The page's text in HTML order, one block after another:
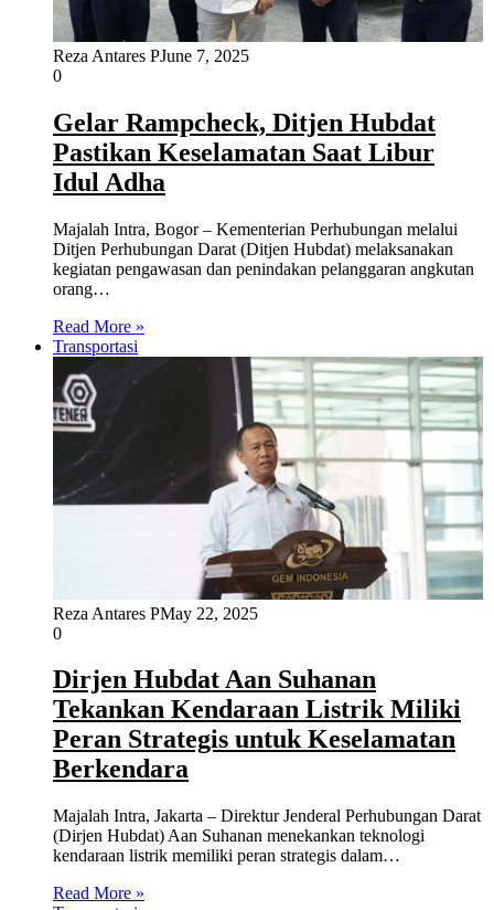
Reza Antares PJune 7, 2025
0
Gelar Rampcheck, Ditjen Hubdat
Pastikan Keselamatan Saat Libur
Idul Adha
Majalah Intra, Bogor – Kementerian Perhubungan melalui
Ditjen Perhubungan Darat (Ditjen Hubdat) melaksanakan
kegiatan pengawasan dan penindakan pelanggaran angkutan
orang…
Read More »
Transportasi
Reza Antares PMay 22, 2025
0
Dirjen Hubdat Aan Suhanan
Tekankan Kendaraan Listrik Miliki
Peran Strategis untuk Keselamatan
Berkendara
Majalah Intra, Jakarta – Direktur Jenderal Perhubungan Darat
(Dirjen Hubdat) Aan Suhanan menekankan teknologi
kendaraan listrik memiliki peran strategis dalam…
Read More »